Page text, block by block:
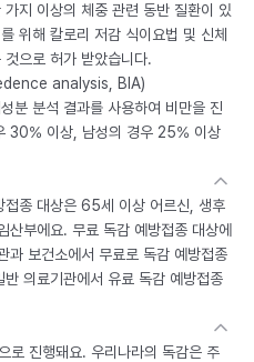
지 이상의 체중 관련 동반 질환이 있
위해 칼로리 저감 식이요법 및 신체
으로 허가 받았습니다.
analysis, BIA)
분 분석 결과를 사용하여 비만을 진
30% 이상, 남성의 경우 25% 이상
접종 대상은 65세 이상 어르신, 생후
부에요. 무료 독감 예방접종 대상에
과 보건소에서 무료로 독감 예방접종
의료기관에서 유료 독감 예방접종
로 진행돼요. 우리나라의 독감은 주